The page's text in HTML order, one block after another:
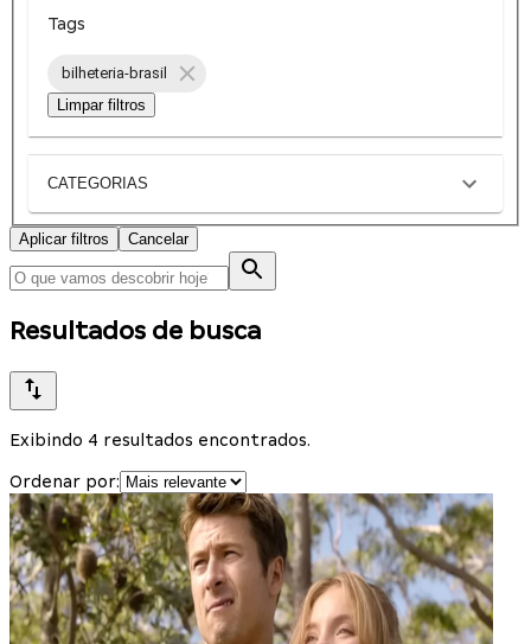
Tags
bilheteria-brasil
Limpar filtros
CATEGORIAS
Aplicar filtros Cancelar
Resultados de busca
Exibindo 4 resultados encontrados.
Ordenar por: